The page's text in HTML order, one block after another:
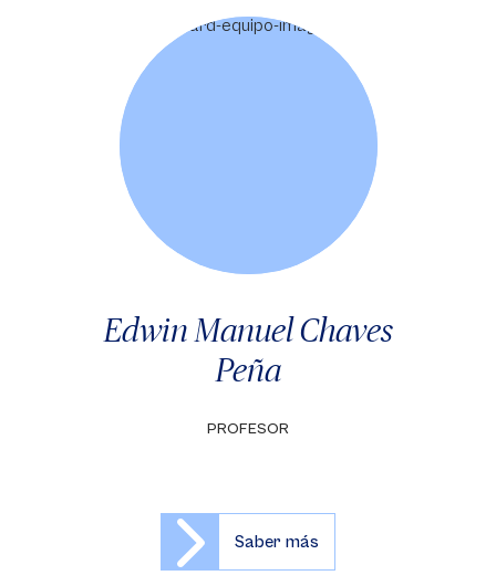
Edwin Manuel Chaves
Peña
PROFESOR
Saber más